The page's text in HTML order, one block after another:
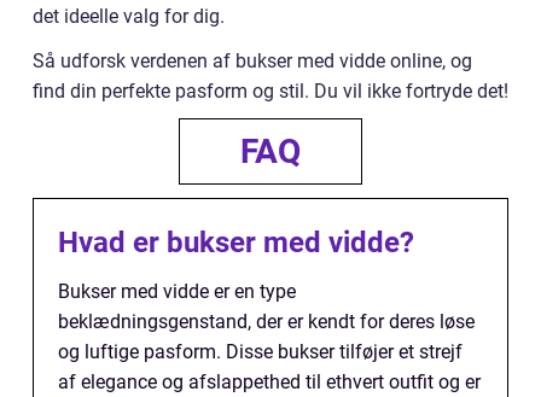
det ideelle valg for dig.
Så udforsk verdenen af bukser med vidde online, og
find din perfekte pasform og stil. Du vil ikke fortryde det!
FAQ
Hvad er bukser med vidde?
Bukser med vidde er en type
beklædningsgenstand, der er kendt for deres løse
og luftige pasform. Disse bukser tilføjer et strejf
af elegance og afslappethed til ethvert outfit og er